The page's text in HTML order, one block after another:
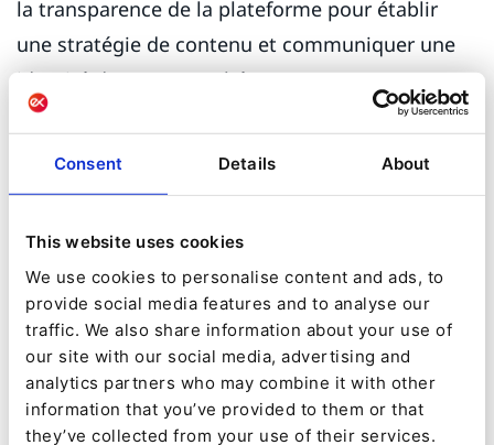
Consent Details About
This website uses cookies
We use cookies to personalise content and ads, to
provide social media features and to analyse our
traffic. We also share information about your use of
our site with our social media, advertising and
analytics partners who may combine it with other
information that you’ve provided to them or that
they’ve collected from your use of their services.
la transparence de la plateforme pour établir
une stratégie de contenu et communiquer une
identité de marque cohérente.
La première priorité est de personnaliser la
façon dont Getzner s'adresse à ses groupes
cibles très différents. Getzner a une forte
présence en Afrique, principalement par le biais
de revendeurs et de points de vente, pour les
damas de mode. Ce segment nécessite un
parcours client « style B2C » radicalement
différent de ceux des autres métiers de Getzner :
un pour les textiles techniques innovants, une